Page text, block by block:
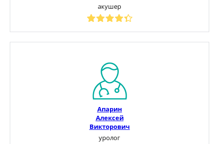
акушер
Апарин
Алексей
Викторович
уролог